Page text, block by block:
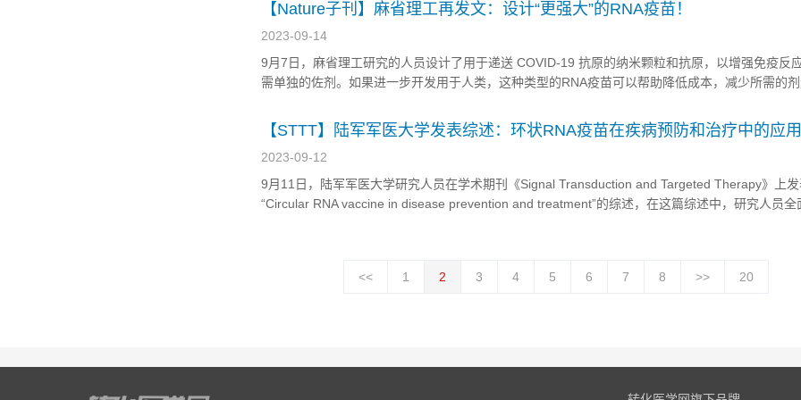
【Nature子刊】麻省理工再发文：设计“更强大”的RNA疫苗！
2023-09-14
9月7日，麻省理工研究的人员设计了用于递送 COVID-19 抗原的纳米颗粒和抗原，以增强免疫反
需单独的佐剂。如果进一步开发用于人类，这种类型的RNA疫苗可以帮助降低成本，减少所需的
苗诱导了强烈的免疫反应。该研究发表在《Nature Biomedical Engineering》上...
【STTT】陆军军医大学发表综述：环状RNA疫苗在疾病预防和治疗中的应用
2023-09-12
9月11日，陆军军医大学研究人员在学术期刊《Signal Transduction and Targeted Therapy》上
“Circular RNA vaccine in disease prevention and treatment”的综述，在这篇综述中，研究人员全
<< 1 2 3 4 5 6 7 8 >> 20